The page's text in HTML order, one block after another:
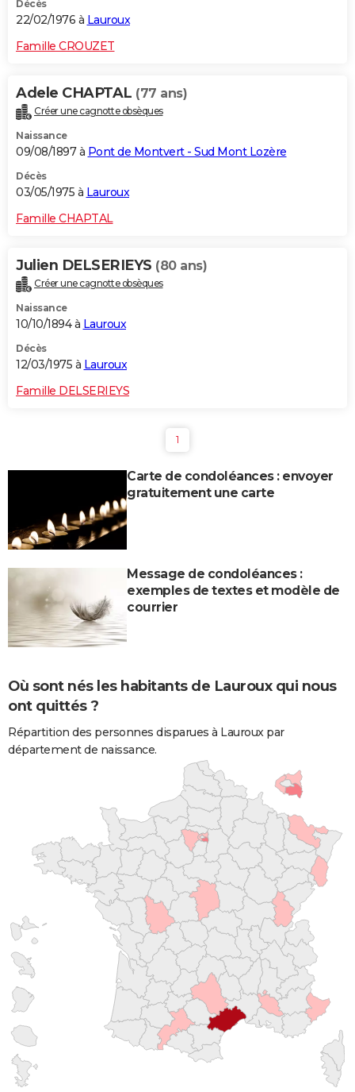
Décès
22/02/1976 à Lauroux
Famille CROUZET
Adele CHAPTAL (77 ans)
Créer une cagnotte obsèques
Naissance
09/08/1897 à Pont de Montvert - Sud Mont Lozère
Décès
03/05/1975 à Lauroux
Famille CHAPTAL
Julien DELSERIEYS (80 ans)
Créer une cagnotte obsèques
Naissance
10/10/1894 à Lauroux
Décès
12/03/1975 à Lauroux
Famille DELSERIEYS
1
Carte de condoléances : envoyer
gratuitement une carte
Message de condoléances :
exemples de textes et modèle de
courrier
Où sont nés les habitants de Lauroux qui nous
ont quittés ?
Répartition des personnes disparues à Lauroux par
département de naissance.